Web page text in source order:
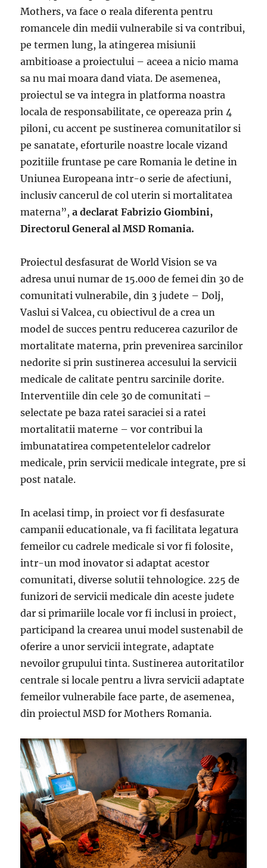
Mothers, va face o reala diferenta pentru
romancele din medii vulnerabile si va contribui,
pe termen lung, la atingerea misiunii
ambitioase a proiectului – aceea a nicio mama
sa nu mai moara dand viata. De asemenea,
proiectul se va integra in platforma noastra
locala de responsabilitate, ce opereaza prin 4
piloni, cu accent pe sustinerea comunitatilor si
pe sanatate, eforturile noastre locale vizand
pozitiile fruntase pe care Romania le detine in
Uniunea Europeana intr-o serie de afectiuni,
inclusiv cancerul de col uterin si mortalitatea
materna”,a declarat Fabrizio Giombini,
Directorul General al MSD Romania.
Proiectul desfasurat de World Vision se va
adresa unui numar de 15.000 de femei din 30 de
comunitati vulnerabile, din 3 judete – Dolj,
Vaslui si Valcea, cu obiectivul de a crea un
model de succes pentru reducerea cazurilor de
mortalitate materna, prin prevenirea sarcinilor
nedorite si prin sustinerea accesului la servicii
medicale de calitate pentru sarcinile dorite.
Interventiile din cele 30 de comunitati –
selectate pe baza ratei saraciei si a ratei
mortalitatii materne – vor contribui la
imbunatatirea competentelelor cadrelor
medicale, prin servicii medicale integrate, pre si
post natale.
In acelasi timp, in proiect vor fi desfasurate
campanii educationale, va fi facilitata legatura
femeilor cu cadrele medicale si vor fi folosite,
intr-un mod inovator si adaptat acestor
comunitati, diverse solutii tehnologice. 225 de
funizori de servicii medicale din aceste judete
dar si primariile locale vor fi inclusi in proiect,
participand la crearea unui model sustenabil de
oferire a unor servicii integrate, adaptate
nevoilor grupului tinta. Sustinerea autoritatilor
centrale si locale pentru a livra servicii adaptate
femeilor vulnerabile face parte, de asemenea,
din proiectul MSD for Mothers Romania.